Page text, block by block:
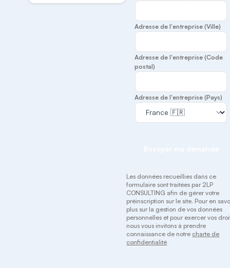
Adresse de l'entreprise (Ville)
Adresse de l'entreprise (Code
postal)
Adresse de l'entreprise (Pays)
Les données recueillies dans ce
formulaire sont traitées par 2LP
CONSULTING afin de gérer votre
préinscription sur le site. Pour en
plus sur la gestion de vos données
personnelles et pour exercer vos
nous vous invitons à prendre
connaissance de notre charte de
confidentialité